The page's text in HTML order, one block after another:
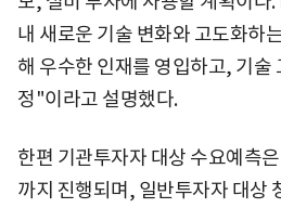
내 새로운 기술 변화와 고도화하
해 우수한 인재를 영입하고, 기술
정"이라고 설명했다.
한편 기관투자자 대상 수요예측
까지 진행되며, 일반투자자 대상